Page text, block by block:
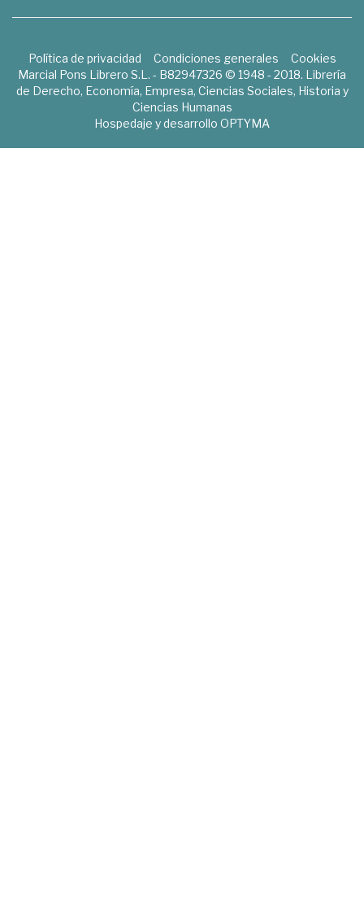
Política de privacidad Condiciones generales
Cookies
Marcial Pons Librero S.L. - B82947326 © 1948 - 2018. Librería
de Derecho, Economía, Empresa, Ciencias Sociales, Historia y
Ciencias Humanas
Hospedaje y desarrollo OPTYMA